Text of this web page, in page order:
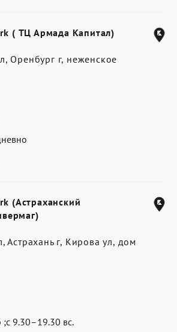
( ТЦ Армада Капитал)
Оренбург г, неженское
(Астраханский
Астрахань г, Кирова ул, дом
9.30–19.30 вс.